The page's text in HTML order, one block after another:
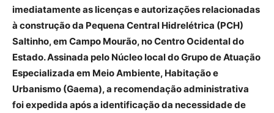
imediatamente as licenças e autorizações relacionadas
à construção da Pequena Central Hidrelétrica (PCH)
Saltinho, em Campo Mourão, no Centro Ocidental do
Estado. Assinada pelo Núcleo local do Grupo de Atuação
Especializada em Meio Ambiente, Habitação e
Urbanismo (Gaema), a recomendação administrativa
foi expedida após a identificação da necessidade de